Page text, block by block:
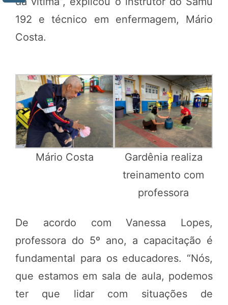
192 e técnico em enfermagem, Mário
Costa.
Mário Costa
Gardênia realiza
treinamento com
professora
De acordo com Vanessa Lopes,
professora do 5º ano, a capacitação é
fundamental para os educadores. “Nós,
que estamos em sala de aula, podemos
ter que lidar com situações de